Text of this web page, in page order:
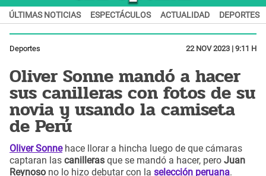
ÚLTIMAS NOTICIAS ESPECTÁCULOS ACTUALIDAD DEPORTES
Deportes 22 NOV 2023 | 9:11 H
Oliver Sonne mandó a hacer
sus canilleras con fotos de su
novia y usando la camiseta
de Perú
Oliver Sonnehace llorar a hincha luego de que cámaras
captaran las canilleras que se mandó a hacer, pero Juan
Reynoso no lo hizo debutar con la selección peruana.